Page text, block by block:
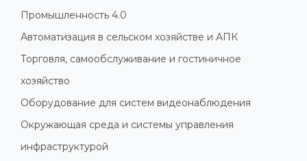
Промышленность 4.0
Автоматизация в сельском хозяйстве и АПК
Торговля, самообслуживание и гостиничное
хозяйство
Оборудование для систем видеонаблюдения
Окружающая среда и системы управления
инфраструктурой